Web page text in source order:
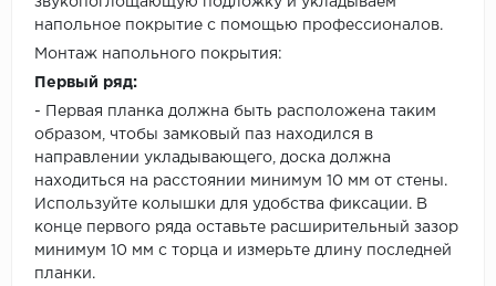
напольное покрытие с помощью профессионалов.
Монтаж напольного покрытия:
Первый ряд:
- Первая планка должна быть расположена таким
образом, чтобы замковый паз находился в
направлении укладывающего, доска должна
находиться на расстоянии минимум 10 мм от стены.
Используйте колышки для удобства фиксации. В
конце первого ряда оставьте расширительный зазор
минимум 10 мм с торца и измерьте длину последней
планки.